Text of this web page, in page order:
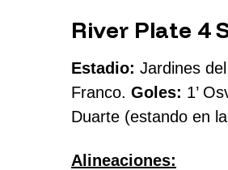
River Plate 4
Estadio: Jardines
Franco. Goles: 1’
Duarte (estando en
Alineaciones: